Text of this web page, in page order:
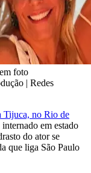
foto
| Redes
Tijuca, no Rio de
em estado
do ator se
que liga São Paulo